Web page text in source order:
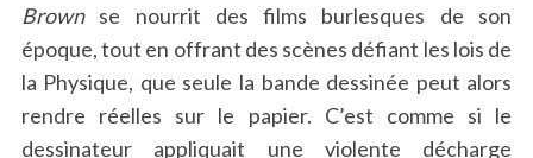
Brownse nourrit des films burlesques de son
époque, tout en offrant des scènes défiant les lois de
la Physique, que seule la bande dessinée peut alors
rendre réelles sur le papier. C’est comme si le
dessinateur appliquait une violente décharge